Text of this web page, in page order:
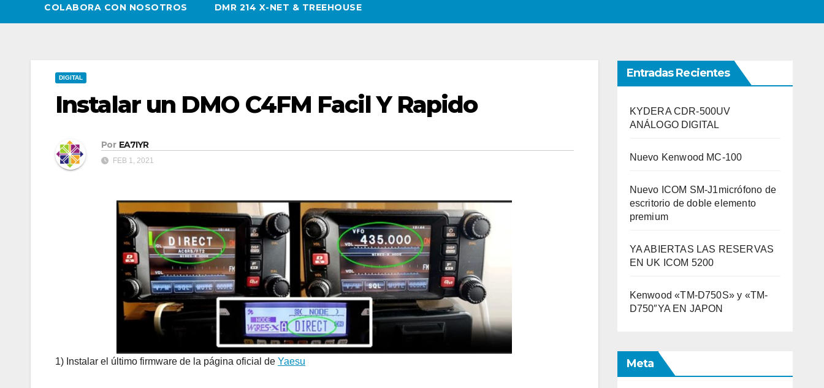
COLABORA CON NOSOTROS DMR 214 X-NET & TREEHOUSE
DIGITAL
Instalar un DMO C4FM Facil Y Rapido
Por EA7IYR
FEB 1, 2021
1) Instalar el último firmware de la página oficial de Yaesu
Entradas Recientes
KYDERA CDR-500UV
ANÁLOGO DIGITAL
Nuevo Kenwood MC-100
Nuevo ICOM SM-J1micrófono de
escritorio de doble elemento
premium
YA ABIERTAS LAS RESERVAS
EN UK ICOM 5200
Kenwood «TM-D750S» y «TM-
D750″YA EN JAPON
Meta